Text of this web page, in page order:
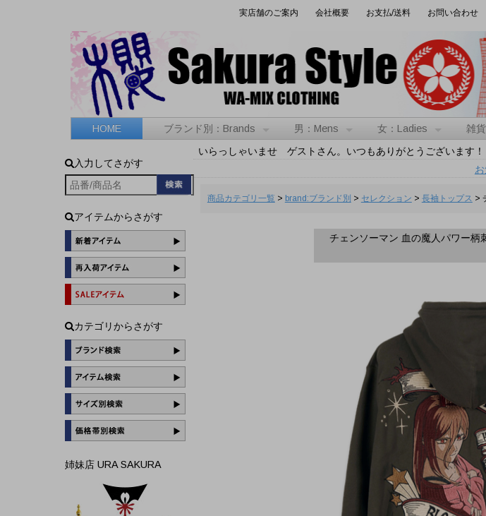
実店舗のご案内 会社概要 お支払/送料 お問い合わせ
HOME ブランド別：Brands 男：Mens 女：Ladies 雑
入力してさがす
アイテムからさがす
カテゴリからさがす
姉妹店 URA SAKURA
いらっしゃいませ ゲストさん。いつもありがとうございます！
商品カテゴリ一覧 > brand:ブランド別 > セレクション > 長袖トップス >
チェンソーマン 血の魔人パワー